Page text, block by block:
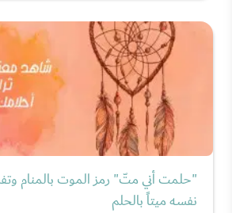
"حلمت أني متّ" رمز الموت بالمنام
نفسه ميتاً بالحلم